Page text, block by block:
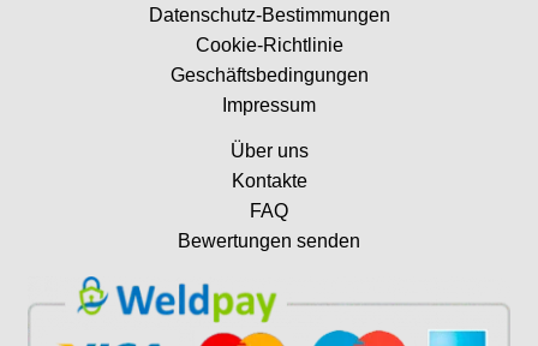
Datenschutz-Bestimmungen
Cookie-Richtlinie
Geschäftsbedingungen
Impressum
Über uns
Kontakte
FAQ
Bewertungen senden